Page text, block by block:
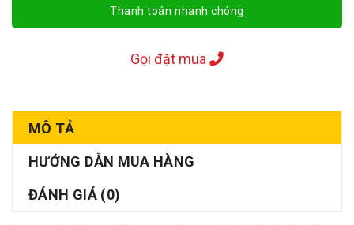
Thanh toán nhanh chóng
Gọi đặt mua
MÔ TẢ
HƯỚNG DẪN MUA HÀNG
ĐÁNH GIÁ (0)